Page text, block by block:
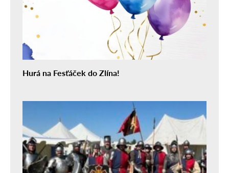
Hurá na Fesťáček do Zlína!